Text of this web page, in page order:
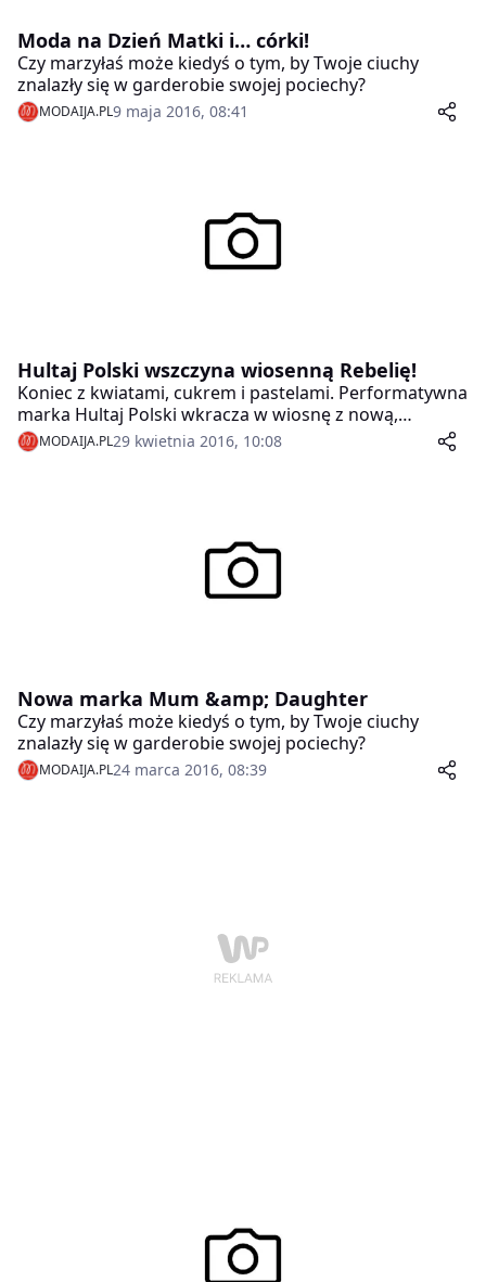
Moda na Dzień Matki i… córki!
Czy marzyłaś może kiedyś o tym, by Twoje ciuchy
znalazły się w garderobie swojej pociechy?
MODAIJA.PL9 maja 2016, 08:41
Hultaj Polski wszczyna wiosenną Rebelię!
Koniec z kwiatami, cukrem i pastelami. Performatywna
marka Hultaj Polski wkracza w wiosnę z nową,
zbuntowaną kolekcją!
MODAIJA.PL29 kwietnia 2016, 10:08
Nowa marka Mum &amp; Daughter
Czy marzyłaś może kiedyś o tym, by Twoje ciuchy
znalazły się w garderobie swojej pociechy?
MODAIJA.PL24 marca 2016, 08:39